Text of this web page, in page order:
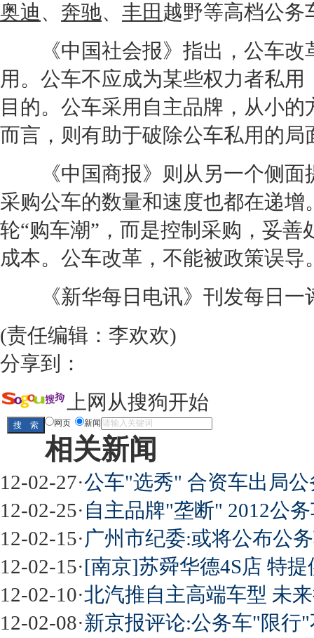
奥迪 、 奔驰、 丰田 越野等高档公务
《中国社会报》指出，公车改
用。公车不应成为某些权力者私
目的。公车采用自主品牌，从小
而言，则有助于破除公车私用的局
《中国商报》则从另一个侧面
采购公车的数量和速度也都在递
轮“购车潮”，而是控制采购，妥
成本。公车改革，不能被政策误导
《新华每日电讯》刊发每日一
(责任编辑：李欢欢)
分享到：
上网从搜狗开始
网页 新闻
相关新闻
12-02-27·公车"选秀" 合资车出局
12-02-25· 自主品牌"垄断" 2012公
12-02-15·广州市纪委:或将公布公
12-02-15·[南京]苏舜华德4S店 特
12-02-10·北汽推自主高端车型 未
12-02-08·新京报评论:公务车"限行